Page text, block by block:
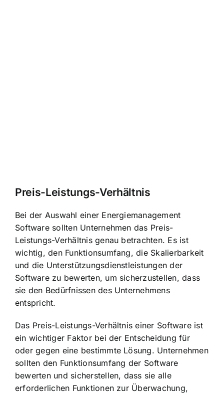
Preis-Leistungs-Verhältnis
Bei der Auswahl einer Energiemanagement
Software sollten Unternehmen das Preis-
Leistungs-Verhältnis genau betrachten. Es ist
wichtig, den Funktionsumfang, die Skalierbarkeit
und die Unterstützungsdienstleistungen der
Software zu bewerten, um sicherzustellen, dass
sie den Bedürfnissen des Unternehmens
entspricht.
Das Preis-Leistungs-Verhältnis einer Software ist
ein wichtiger Faktor bei der Entscheidung für
oder gegen eine bestimmte Lösung. Unternehmen
sollten den Funktionsumfang der Software
bewerten und sicherstellen, dass sie alle
erforderlichen Funktionen zur Überwachung,